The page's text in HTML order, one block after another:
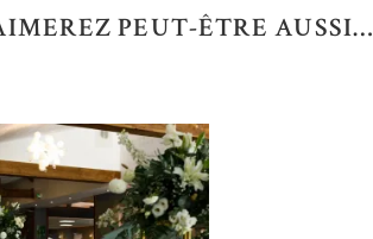
PEUT-ÊTRE AUSSI…